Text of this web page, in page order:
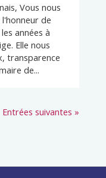
Vous nous
de
années à
Elle nous
transparence
de...
Entrées suivantes »